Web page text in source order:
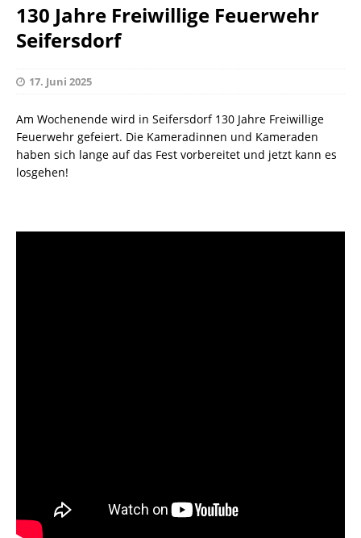
130 Jahre Freiwillige Feuerwehr
Seifersdorf
17. Juni 2025
Am Wochenende wird in Seifersdorf 130 Jahre Freiwillige
Feuerwehr gefeiert. Die Kameradinnen und Kameraden
haben sich lange auf das Fest vorbereitet und jetzt kann es
losgehen!